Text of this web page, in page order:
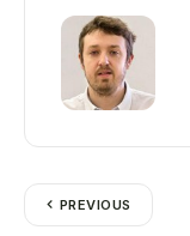
PREVIOUS